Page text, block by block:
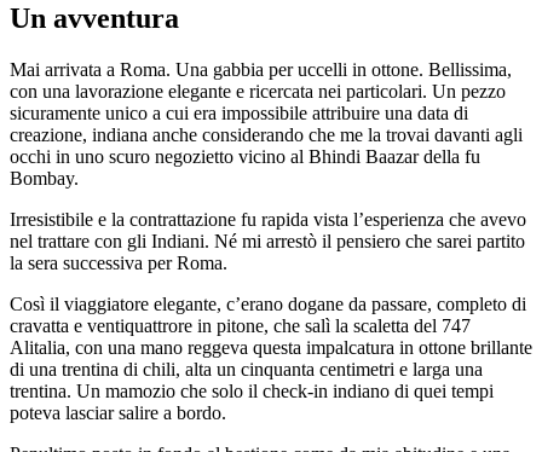
Un avventura
Mai arrivata a Roma. Una gabbia per uccelli in ottone. Bellissima,
con una lavorazione elegante e ricercata nei particolari. Un pezzo
sicuramente unico a cui era impossibile attribuire una data di
creazione, indiana anche considerando che me la trovai davanti agli
occhi in uno scuro negozietto vicino al Bhindi Baazar della fu
Bombay.
Irresistibile e la contrattazione fu rapida vista l’esperienza che avevo
nel trattare con gli Indiani. Né mi arrestò il pensiero che sarei partito
la sera successiva per Roma.
Così il viaggiatore elegante, c’erano dogane da passare, completo di
cravatta e ventiquattrore in pitone, che salì la scaletta del 747
Alitalia, con una mano reggeva questa impalcatura in ottone brillante
di una trentina di chili, alta un cinquanta centimetri e larga una
trentina. Un mamozio che solo il check-in indiano di quei tempi
poteva lasciar salire a bordo.